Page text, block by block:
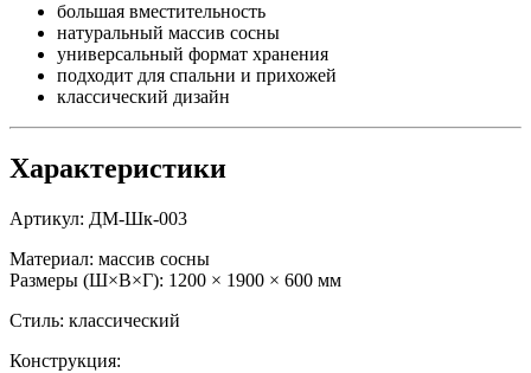
большая вместительность
натуральный массив сосны
универсальный формат хранения
подходит для спальни и прихожей
классический дизайн
Характеристики
Артикул: ДМ-Шк-003
Материал: массив сосны
Размеры (Ш×В×Г): 1200 × 1900 × 600 мм
Стиль: классический
Конструкция: